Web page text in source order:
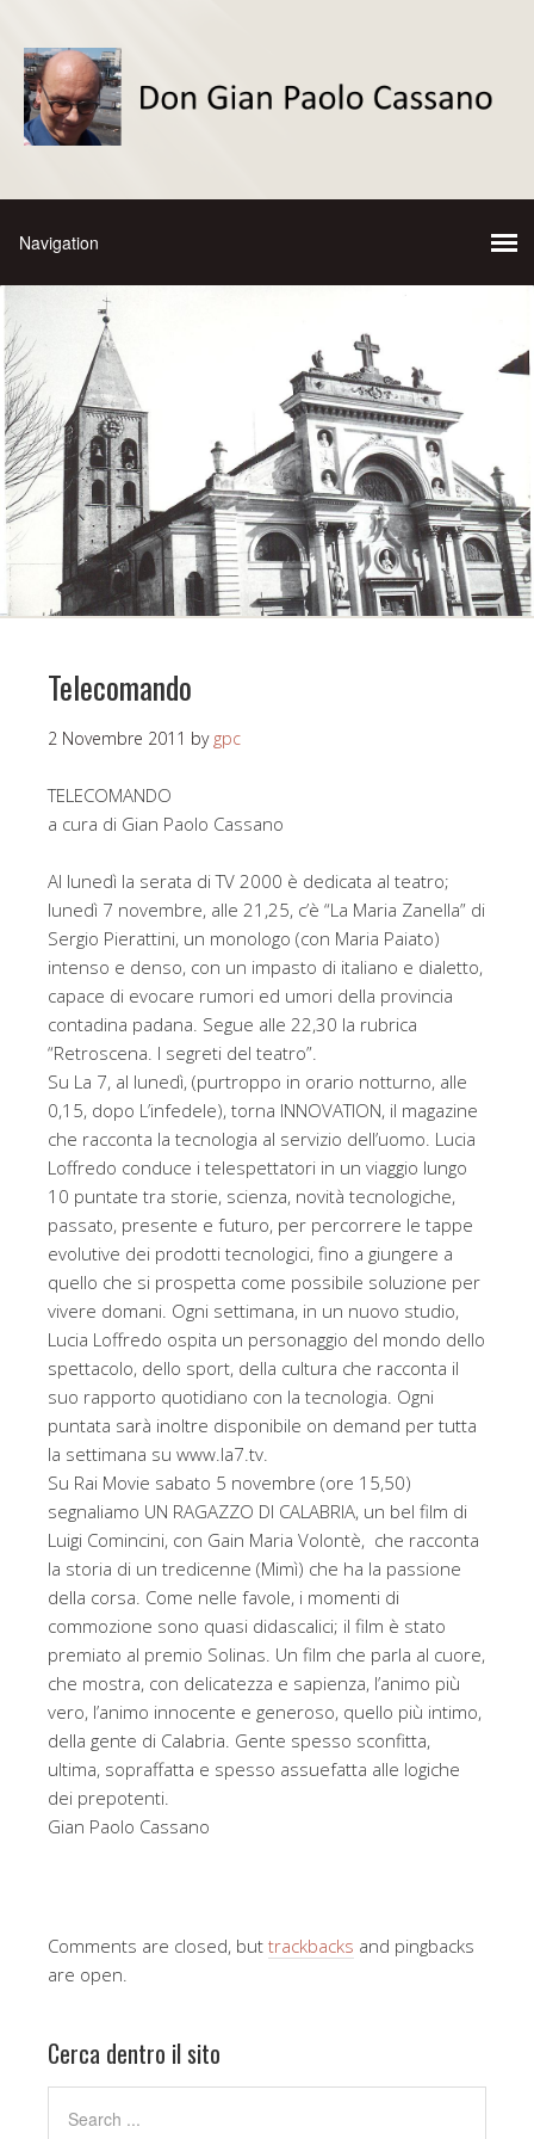
Telecomando
2 Novembre 2011 by gpc
TELECOMANDO
a cura di Gian Paolo Cassano
Al lunedì la serata di TV 2000 è dedicata al teatro;
lunedì 7 novembre, alle 21,25, c’è “La Maria Zanella” di
Sergio Pierattini, un monologo (con Maria Paiato)
intenso e denso, con un impasto di italiano e dialetto,
capace di evocare rumori ed umori della provincia
contadina padana. Segue alle 22,30 la rubrica
“Retroscena. I segreti del teatro”.
Su La 7, al lunedì, (purtroppo in orario notturno, alle
0,15, dopo L’infedele), torna INNOVATION, il magazine
che racconta la tecnologia al servizio dell’uomo. Lucia
Loffredo conduce i telespettatori in un viaggio lungo
10 puntate tra storie, scienza, novità tecnologiche,
passato, presente e futuro, per percorrere le tappe
evolutive dei prodotti tecnologici, fino a giungere a
quello che si prospetta come possibile soluzione per
vivere domani. Ogni settimana, in un nuovo studio,
Lucia Loffredo ospita un personaggio del mondo dello
spettacolo, dello sport, della cultura che racconta il
suo rapporto quotidiano con la tecnologia. Ogni
puntata sarà inoltre disponibile on demand per tutta
la settimana su www.la7.tv.
Su Rai Movie sabato 5 novembre (ore 15,50)
segnaliamo UN RAGAZZO DI CALABRIA, un bel film di
Luigi Comincini, con Gain Maria Volontè, che racconta
la storia di un tredicenne (Mimì) che ha la passione
della corsa. Come nelle favole, i momenti di
commozione sono quasi didascalici; il film è stato
premiato al premio Solinas. Un film che parla al cuore,
che mostra, con delicatezza e sapienza, l’animo più
vero, l’animo innocente e generoso, quello più intimo,
della gente di Calabria. Gente spesso sconfitta,
ultima, sopraffatta e spesso assuefatta alle logiche
dei prepotenti.
Gian Paolo Cassano
Comments are closed, but trackbacks and pingbacks
are open.
Cerca dentro il sito